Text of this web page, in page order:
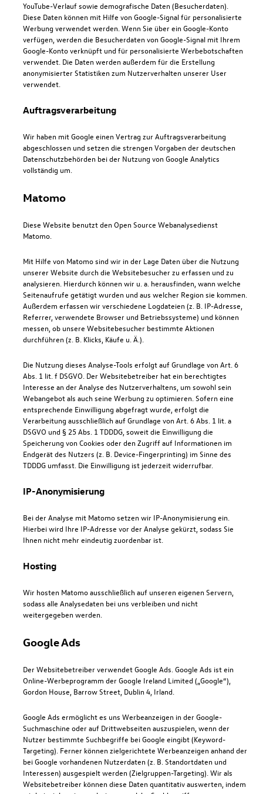
YouTube-Verlauf sowie demografische Daten (Besucherdaten).
Diese Daten können mit Hilfe von Google-Signal für personalisierte
Werbung verwendet werden. Wenn Sie über ein Google-Konto
verfügen, werden die Besucherdaten von Google-Signal mit Ihrem
Google-Konto verknüpft und für personalisierte Werbebotschaften
verwendet. Die Daten werden außerdem für die Erstellung
anonymisierter Statistiken zum Nutzerverhalten unserer User
verwendet.
Auftragsverarbeitung
Wir haben mit Google einen Vertrag zur Auftragsverarbeitung
abgeschlossen und setzen die strengen Vorgaben der deutschen
Datenschutzbehörden bei der Nutzung von Google Analytics
vollständig um.
Matomo
Diese Website benutzt den Open Source Webanalysedienst
Matomo.
Mit Hilfe von Matomo sind wir in der Lage Daten über die Nutzung
unserer Website durch die Websitebesucher zu erfassen und zu
analysieren. Hierdurch können wir u. a. herausfinden, wann welche
Seitenaufrufe getätigt wurden und aus welcher Region sie kommen.
Außerdem erfassen wir verschiedene Logdateien (z. B. IP-Adresse,
Referrer, verwendete Browser und Betriebssysteme) und können
messen, ob unsere Websitebesucher bestimmte Aktionen
durchführen (z. B. Klicks, Käufe u. Ä.).
Die Nutzung dieses Analyse-Tools erfolgt auf Grundlage von Art. 6
Abs. 1 lit. f DSGVO. Der Websitebetreiber hat ein berechtigtes
Interesse an der Analyse des Nutzerverhaltens, um sowohl sein
Webangebot als auch seine Werbung zu optimieren. Sofern eine
entsprechende Einwilligung abgefragt wurde, erfolgt die
Verarbeitung ausschließlich auf Grundlage von Art. 6 Abs. 1 lit. a
DSGVO und § 25 Abs. 1 TDDDG, soweit die Einwilligung die
Speicherung von Cookies oder den Zugriff auf Informationen im
Endgerät des Nutzers (z. B. Device-Fingerprinting) im Sinne des
TDDDG umfasst. Die Einwilligung ist jederzeit widerrufbar.
IP-Anonymisierung
Bei der Analyse mit Matomo setzen wir IP-Anonymisierung ein.
Hierbei wird Ihre IP-Adresse vor der Analyse gekürzt, sodass Sie
Ihnen nicht mehr eindeutig zuordenbar ist.
Hosting
Wir hosten Matomo ausschließlich auf unseren eigenen Servern,
sodass alle Analysedaten bei uns verbleiben und nicht
weitergegeben werden.
Google Ads
Der Websitebetreiber verwendet Google Ads. Google Ads ist ein
Online-Werbeprogramm der Google Ireland Limited („Google“),
Gordon House, Barrow Street, Dublin 4, Irland.
Google Ads ermöglicht es uns Werbeanzeigen in der Google-
Suchmaschine oder auf Drittwebseiten auszuspielen, wenn der
Nutzer bestimmte Suchbegriffe bei Google eingibt (Keyword-
Targeting). Ferner können zielgerichtete Werbeanzeigen anhand der
bei Google vorhandenen Nutzerdaten (z. B. Standortdaten und
Interessen) ausgespielt werden (Zielgruppen-Targeting). Wir als
Websitebetreiber können diese Daten quantitativ auswerten, indem